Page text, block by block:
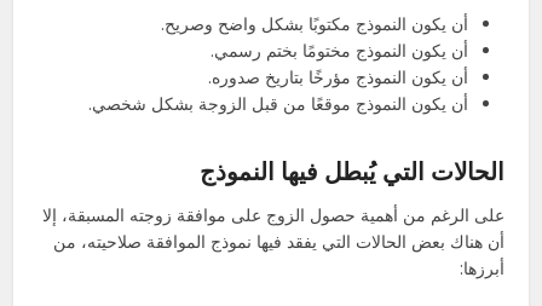
أن يكون النموذج مكتوبًا بشكل واضح وصريح.
أن يكون النموذج مختومًا بختم رسمي.
أن يكون النموذج مؤرخًا بتاريخ صدوره.
أن يكون النموذج موقعًا من قبل الزوجة بشكل شخصي.
الحالات التي يُبطل فيها النموذج
على الرغم من أهمية حصول الزوج على موافقة زوجته المسبقة، إلا
أن هناك بعض الحالات التي يفقد فيها نموذج الموافقة صلاحيته، من
أبرزها: